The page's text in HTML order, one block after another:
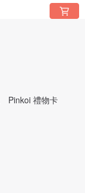
Pinkoi 禮物卡